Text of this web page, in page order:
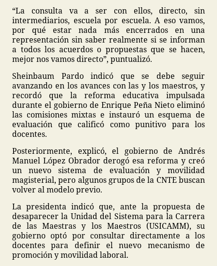
“La consulta va a ser con ellos, directo, sin
intermediarios, escuela por escuela. A eso vamos,
por qué estar nada más encerrados en una
representación sin saber realmente si se informan
a todos los acuerdos o propuestas que se hacen,
mejor nos vamos directo”, puntualizó.
Sheinbaum Pardo indicó que se debe seguir
avanzando en los avances con las y los maestros, y
recordó que la reforma educativa impulsada
durante el gobierno de Enrique Peña Nieto eliminó
las comisiones mixtas e instauró un esquema de
evaluación que calificó como punitivo para los
docentes.
Posteriormente, explicó, el gobierno de Andrés
Manuel López Obrador derogó esa reforma y creó
un nuevo sistema de evaluación y movilidad
magisterial, pero algunos grupos de la CNTE buscan
volver al modelo previo.
La presidenta indicó que, ante la propuesta de
desaparecer la Unidad del Sistema para la Carrera
de las Maestras y los Maestros (USICAMM), su
gobierno optó por consultar directamente a los
docentes para definir el nuevo mecanismo de
promoción y movilidad laboral.